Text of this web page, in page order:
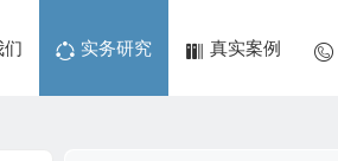
们 实务研究 真实案例